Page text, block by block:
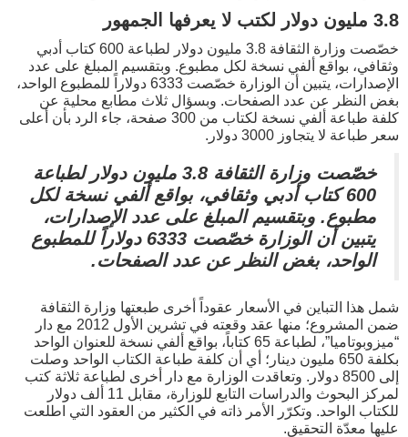
3.8 مليون دولار لكتب لا يعرفها الجمهور
خصّصت وزارة الثقافة 3.8 مليون دولار لطباعة 600 كتاب أدبي
وثقافي، بواقع ألفي نسخة لكل مطبوع. وبتقسيم المبلغ على عدد
الإصدارات، يتبين أن الوزارة خصّصت 6333 دولاراً للمطبوع الواحد،
بغض النظر عن عدد الصفحات. وبسؤال ثلاث مطابع محلية عن
كلفة طباعة ألفي نسخة لكتاب من 300 صفحة، جاء الرد بأن أعلى
سعر طباعة لا يتجاوز 3000 دولار.
خصّصت وزارة الثقافة 3.8 مليون دولار لطباعة
600 كتاب أدبي وثقافي، بواقع ألفي نسخة لكل
مطبوع. وبتقسيم المبلغ على عدد الإصدارات،
يتبين أن الوزارة خصّصت 6333 دولاراً للمطبوع
الواحد، بغض النظر عن عدد الصفحات.
شمل هذا التباين في الأسعار عقوداً أخرى طبعتها وزارة الثقافة
ضمن المشروع؛ منها عقد وقعته في تشرين الأول 2012 مع دار
“ميزوبوتاميا”، لطباعة 65 كتاباً، بواقع ألفي نسخة للعنوان الواحد
بكلفة 650 مليون دينار؛ أي أن كلفة طباعة الكتاب الواحد وصلت
إلى 8500 دولار. وتعاقدت الوزارة مع دار أخرى لطباعة ثلاثة كتب
لمركز البحوث والدراسات التابع للوزارة، مقابل 11 ألف دولار
للكتاب الواحد. وتكرّر الأمر ذاته في الكثير من العقود التي اطلعت
عليها معدّة التحقيق.